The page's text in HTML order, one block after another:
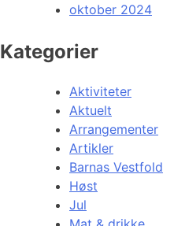
oktober 2024
Kategorier
Aktiviteter
Aktuelt
Arrangementer
Artikler
Barnas Vestfold
Høst
Jul